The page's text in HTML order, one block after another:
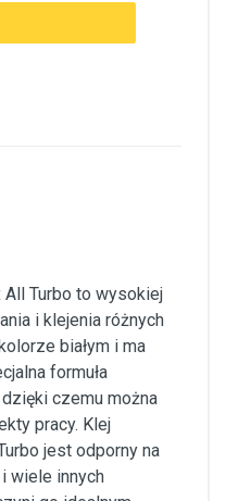
Turbo to wysokiej
i klejenia różnych
białym i ma
formuła
czemu można
pracy. Klej
jest odporny na
wiele innych